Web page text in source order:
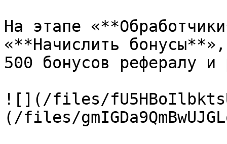
На этапе
«**Начислить
500 бонусов рефералу
![](/files/
(/files/